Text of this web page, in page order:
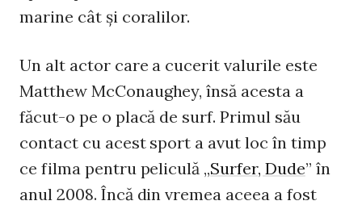
marine cât şi coralilor.
Un alt actor care a cucerit valurile este
Matthew McConaughey, însă acesta a
făcut-o pe o placă de surf. Primul său
contact cu acest sport a avut loc în timp
ce filma pentru peliculă „Surfer, Dude” în
anul 2008. Încă din vremea aceea a fost